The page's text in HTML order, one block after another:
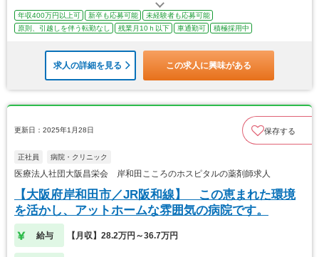
年収400万円以上可 新卒も応募可能
未経験者も応募可能
原則、引越しを伴う転勤なし
残業月10ｈ以下 車通勤可 積極採用中
求人の詳細を見る この求人に興味がある
更新日：2025年1月28日 保存する
正社員 病院・クリニック
医療法人社団大阪昌栄会 岸和田こころのホスピタルの薬剤師求人
【大阪府岸和田市／JR阪和線】 この恵まれた環境
を活かし、アットホームな雰囲気の病院です。
給与 【月収】28.2万円～36.7万円